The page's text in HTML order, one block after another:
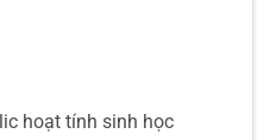
hoạt tính sinh học